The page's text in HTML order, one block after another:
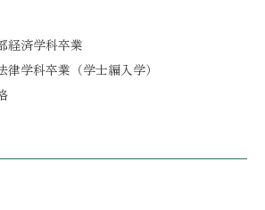
経済学科卒業
学科卒業（学士編入学）